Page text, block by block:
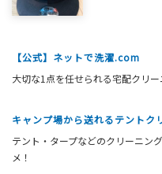
【公式】ネットで洗濯.com
大切な1点を任せられる宅配クリ
キャンプ場から送れるテントク
テント・タープなどのクリーニン
メ！